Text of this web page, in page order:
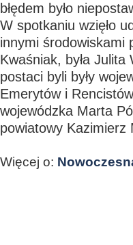
błędem było
W spotkaniu wzięło
innymi środowiskami
Kwaśniak, była
postaci byli były
Emerytów i
wojewódzka Marta
powiatowy Kazimierz
Więcej o: